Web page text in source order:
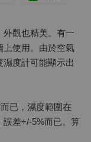
外觀也精美。有一
上使用。由於空氣
度計可能顯示出
已，濕度範圍在
誤差+/-5%而已。算